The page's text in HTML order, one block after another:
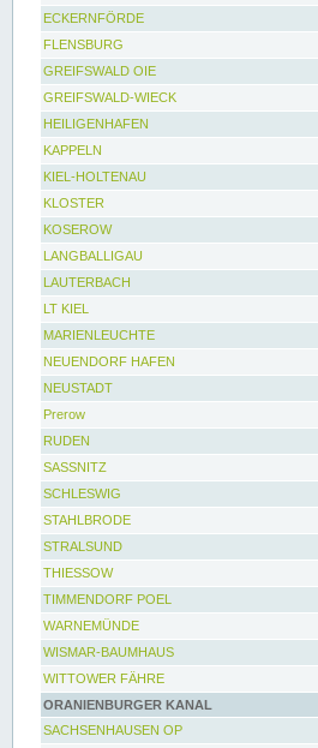
ECKERNFÖRDE
FLENSBURG
GREIFSWALD OIE
GREIFSWALD-WIECK
HEILIGENHAFEN
KAPPELN
KIEL-HOLTENAU
KLOSTER
KOSEROW
LANGBALLIGAU
LAUTERBACH
LT KIEL
MARIENLEUCHTE
NEUENDORF HAFEN
NEUSTADT
Prerow
RUDEN
SASSNITZ
SCHLESWIG
STAHLBRODE
STRALSUND
THIESSOW
TIMMENDORF POEL
WARNEMÜNDE
WISMAR-BAUMHAUS
WITTOWER FÄHRE
ORANIENBURGER KANAL
SACHSENHAUSEN OP